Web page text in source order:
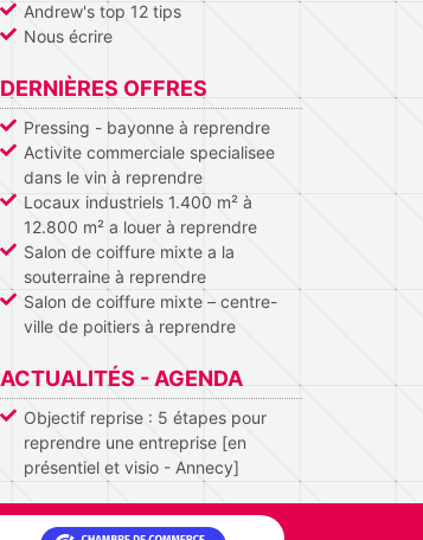
Andrew's top 12 tips
Nous écrire
DERNIÈRES OFFRES
Pressing - bayonne à reprendre
Activite commerciale specialisee
dans le vin à reprendre
Locaux industriels 1.400 m² à
12.800 m² a louer à reprendre
Salon de coiffure mixte a la
souterraine à reprendre
Salon de coiffure mixte – centre-
ville de poitiers à reprendre
ACTUALITÉS - AGENDA
Objectif reprise : 5 étapes pour
reprendre une entreprise [en
présentiel et visio - Annecy]